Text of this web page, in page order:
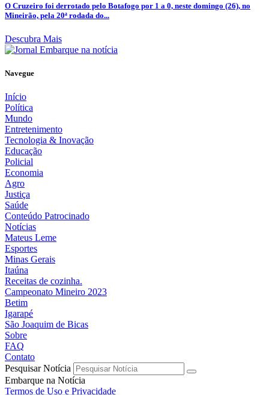
O Cruzeiro foi derrotado pelo Botafogo por 1 a 0, neste domingo (26), no
Mineirão, pela 20ª rodada do...
Descubra Mais
Navegue
Início
Política
Mundo
Entretenimento
Tecnologia & Inovação
Educação
Policial
Economia
Agro
Justiça
Saúde
Conteúdo Patrocinado
Notícias
Mateus Leme
Esportes
Minas Gerais
Itaúna
Receitas de cozinha.
Campeonato Mineiro 2023
Betim
Igarapé
São Joaquim de Bicas
Sobre
FAQ
Contato
Pesquisar Notícia
Embarque na Notícia
Termos de Uso e Privacidade